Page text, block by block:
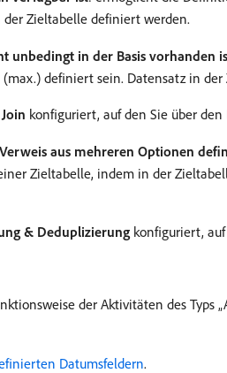
Zieltabelle definiert werden.
unbedingt in der Basis vorhanden
(max.) definiert sein. Datensatz in
konfiguriert, auf den Sie über
aus mehreren Optionen
Zieltabelle, indem in der
& Deduplizierung konfiguriert,
der Aktivitäten des
Datumsfeldern.